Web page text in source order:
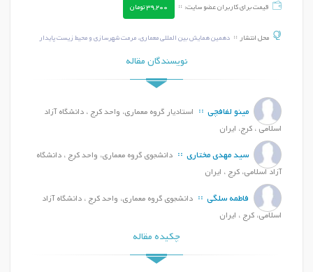
قیمت برای کاربران عضو سایت: 39,200تومان
محل انتشار دهمین همایش بین المللی معماری، مرمت شهرسازی و محیط زیست پایدار
نویسندگان مقاله
مینو لفافچی استادیار گروه معماری، واحد کرج ، دانشگاه آزاد
اسلامی ، کرج، ایران
سید مهدی مختاری دانشجوی گروه معماری، واحد کرج ، دانشگاه
آزاد اسلامی، کرج ، ایران
فاطمه سلگی دانشجوی گروه معماری، واحد کرج ، دانشگاه آزاد
اسلامی، کرج ، ایران
چکیده مقاله